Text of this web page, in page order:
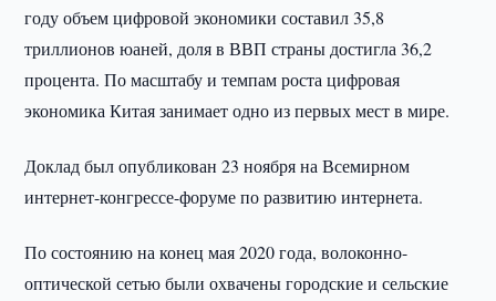
году объем цифровой экономики составил 35,8
триллионов юаней, доля в ВВП страны достигла 36,2
процента. По масштабу и темпам роста цифровая
экономика Китая занимает одно из первых мест в мире.
Доклад был опубликован 23 ноября на Всемирном
интернет-конгрессе-форуме по развитию интернета.
По состоянию на конец мая 2020 года, волоконно-
оптической сетью были охвачены городские и сельские